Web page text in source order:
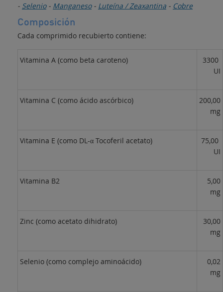
- Selenio- Manganeso- Luteína / Zeaxantina - Cobre
Composición
Cada comprimido recubierto contiene:
Vitamina A (como beta caroteno)
3300
UI
Vitamina C (como ácido ascórbico)
200,00
mg
Vitamina E (como DL-α Tocoferil acetato)
75,00
UI
Vitamina B2
5,00
mg
Zinc (como acetato dihidrato)
30,00
mg
Selenio (como complejo aminoácido)
0,02
mg